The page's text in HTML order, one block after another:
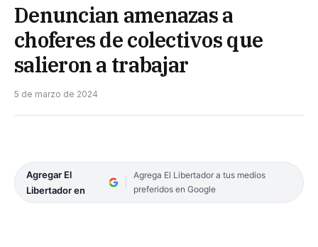
Denuncian amenazas a
choferes de colectivos que
salieron a trabajar
5 de marzo de 2024
Agregar El
Libertador en
Agrega El Libertador a tus medios
preferidos en Google